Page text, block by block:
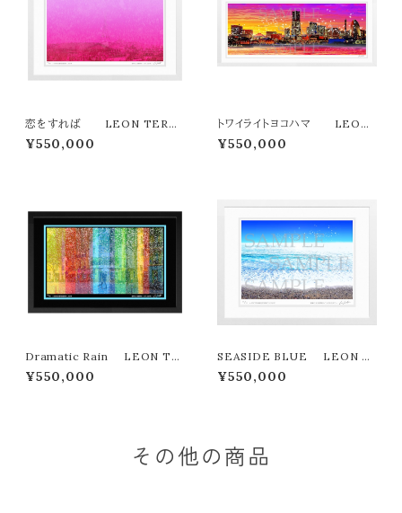
恋をすれば LEON TERAS
HIMA版画作品３３作限定（オン
ライン限定特典付き作品〉
¥550,000
トワイライトヨコハマ LEON
TERASHIMA版画作品77作限
定（オンライン限定特典付き作
¥550,000
Dramatic Rain LEON TE
RASHIMA版画作品３３作限定
（オンライン限定特典付き作品〉
¥550,000
SEASIDE BLUE LEON T
ERASHIMA版画作品77作限定
（オンライン限定特典付き作品〉
¥550,000
その他の商品